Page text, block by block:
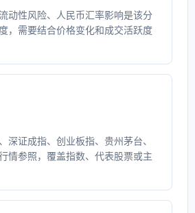
动性风险、人民币汇率影响是该分
，需要结合价格变化和成交活跃度
深证成指、创业板指、贵州茅台、
情参照，覆盖指数、代表股票或主